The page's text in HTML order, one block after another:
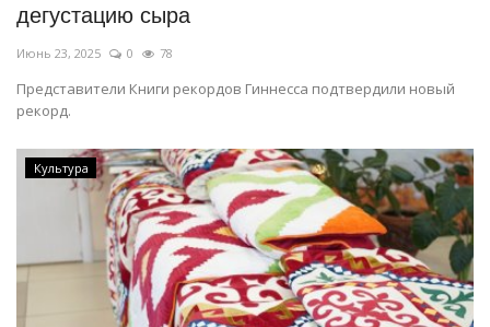
дегустацию сыра
Июнь 23, 2025 0 78
Представители Книги рекордов Гиннесса подтвердили новый
рекорд.
Культура